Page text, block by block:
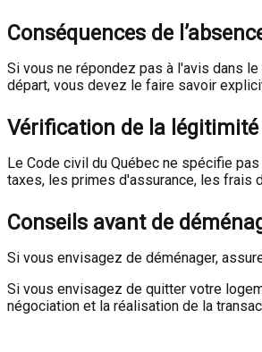
Conséquences de
Si vous ne répondez pas à l'avis dans
départ, vous devez le faire savoir
Vérification de la
Le Code civil du Québec ne spécifie
taxes, les primes d'assurance, les frais
Conseils avant de
Si vous envisagez de déménager,
Si vous envisagez de quitter votre
négociation et la réalisation de la